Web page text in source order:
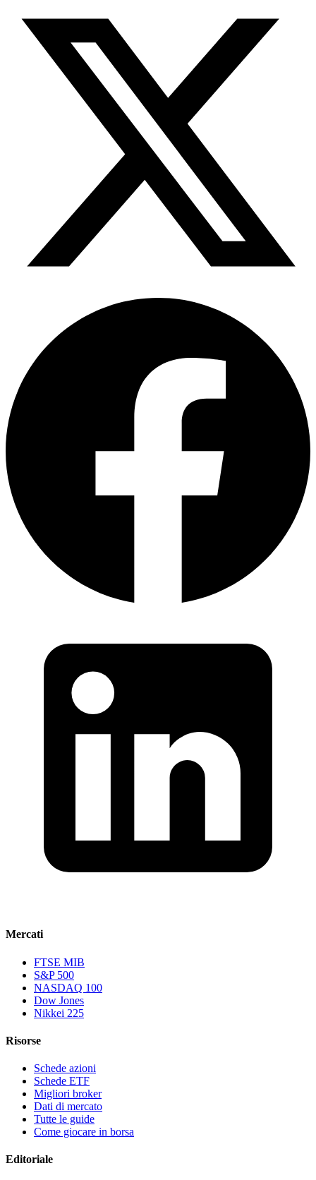
Mercati
FTSE MIB
S&P 500
NASDAQ 100
Dow Jones
Nikkei 225
Risorse
Schede azioni
Schede ETF
Migliori broker
Dati di mercato
Tutte le guide
Come giocare in borsa
Editoriale